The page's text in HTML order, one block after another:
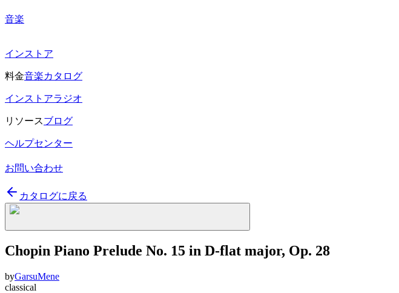
音楽
インストア
料金音楽カタログ
インストアラジオ
リソースブログ
ヘルプセンター
お問い合わせ
カタログに戻る
Chopin Piano Prelude No. 15 in D-flat major, Op. 28
byGarsuMene
classical